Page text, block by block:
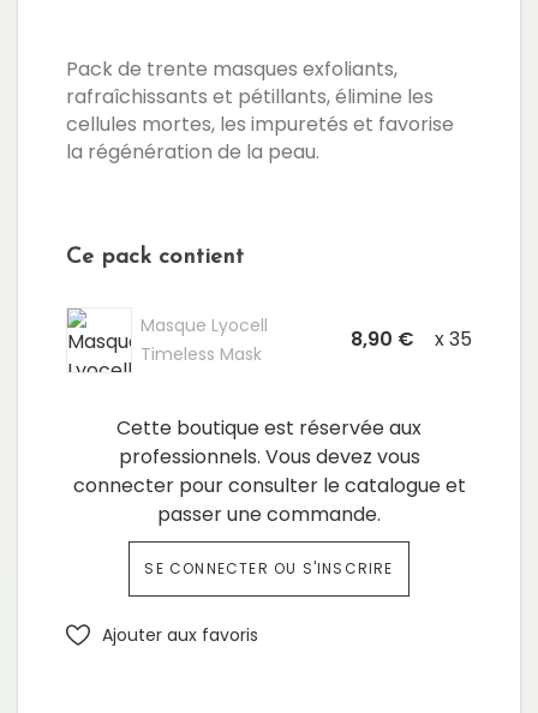
Pack de trente masques exfoliants,
rafraîchissants et pétillants, élimine les
cellules mortes, les impuretés et favorise
la régénération de la peau.
Ce pack contient
Masque Lyocell
Timeless Mask
8,90 € x 35
Cette boutique est réservée aux
professionnels. Vous devez vous
connecter pour consulter le catalogue et
passer une commande.
SE CONNECTER OU S'INSCRIRE
Ajouter aux favoris